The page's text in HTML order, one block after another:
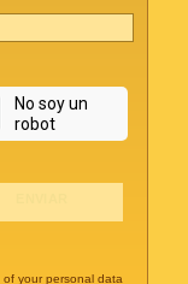
of your personal data